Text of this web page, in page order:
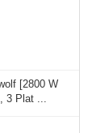
[2800 W
Plat ...